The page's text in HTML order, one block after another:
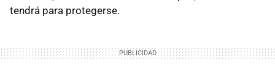
tendrá para protegerse.